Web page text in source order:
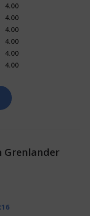
4.00
4.00
4.00
4.00
4.00
4.00
Grenlander